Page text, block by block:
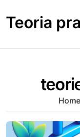
to
content
Teoria
Home